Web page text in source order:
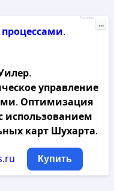
процессами.
.
управление
. Оптимизация
использованием
карт Шухарта.
Купить
Реклама
...